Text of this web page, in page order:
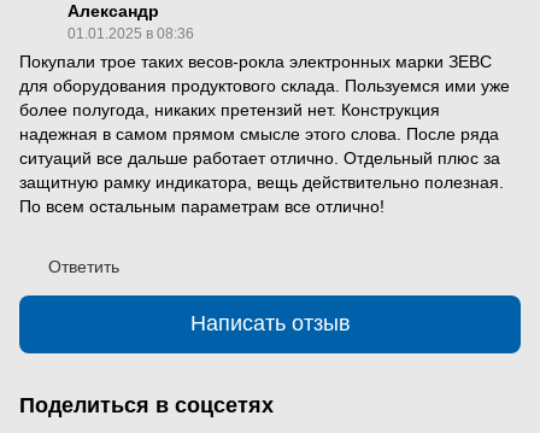
Александр
01.01.2025 в 08:36
Покупали трое таких весов-рокла электронных марки ЗЕВС
для оборудования продуктового склада. Пользуемся ими уже
более полугода, никаких претензий нет. Конструкция
надежная в самом прямом смысле этого слова. После ряда
ситуаций все дальше работает отлично. Отдельный плюс за
защитную рамку индикатора, вещь действительно полезная.
По всем остальным параметрам все отлично!
Ответить
Написать отзыв
Поделиться в соцсетях